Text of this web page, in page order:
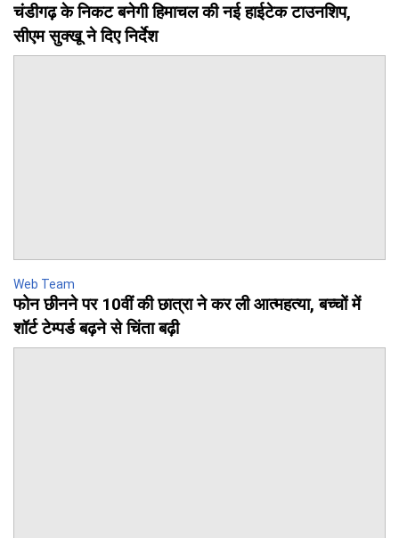
चंडीगढ़ के निकट बनेगी हिमाचल की नई हाईटेक टाउनशिप,
सीएम सुक्खू ने दिए निर्देश
Web Team
फोन छीनने पर 10वीं की छात्रा ने कर ली आत्महत्या, बच्चों में
शॉर्ट टेम्पर्ड बढ़ने से चिंता बढ़ी